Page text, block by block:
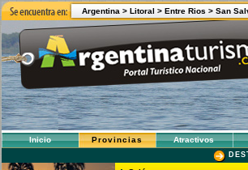
Argentina > Litoral > Entre Rios > San
Inicio Provincias Atractivos